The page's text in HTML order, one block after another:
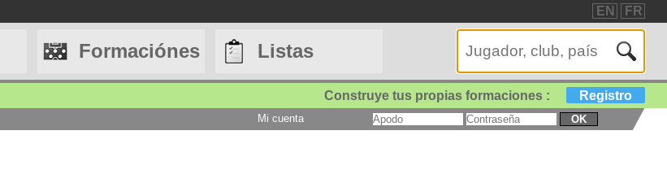
EN FR
Formaciónes Listas
Construye tus propias formaciones : Registro
Mi cuenta OK